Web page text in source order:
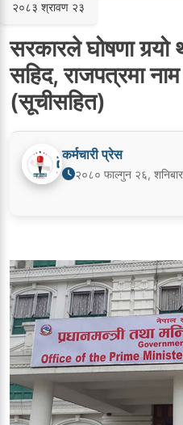
२०८३ श्रावण २३
सरकारले घोषणा
सहिद, राजपत्रमा
(सूचीसहित)
कर्मचारी प्रेस
२०८० फाल्गुन २६,